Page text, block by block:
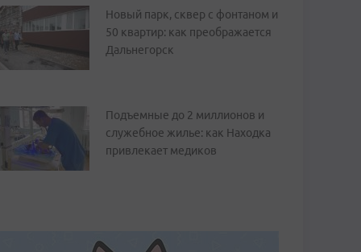
Новый парк, сквер с фонтаном и
50 квартир: как преображается
Дальнегорск
Подъемные до 2 миллионов и
служебное жилье: как Находка
привлекает медиков